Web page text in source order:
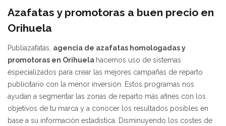
Azafatas y promotoras a buen precio en
Orihuela
Publiazafatas, agencia de azafatas homologadas y
promotoras en Orihuela hacemos uso de sistemas
especializados para crear las mejores campañas de reparto
publicitario con la menor inversión. Estos programas nos
ayudan a segmentar las zonas de reparto más afines con los
objetivos de tu marca y a conocer los resultados posibles en
base a su información estadística. Disminuyendo los costes de